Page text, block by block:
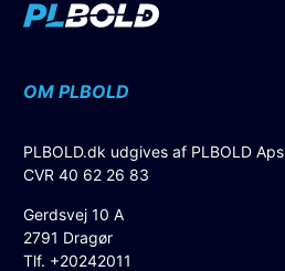
OM PLBOLD
PLBOLD.dk udgives af PLBOLD Aps
CVR 40 62 26 83
Gerdsvej 10 A
2791 Dragør
Tlf. +20242011